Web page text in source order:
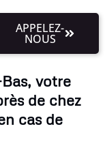
APPELEZ-
NOUS
votre
de chez
cas de